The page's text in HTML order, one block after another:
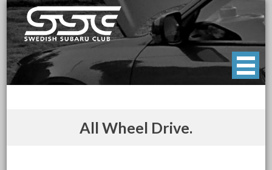
Skip
to
content
Swedish Subaru Club
För oss som älskar Subaru!
All Wheel Drive.